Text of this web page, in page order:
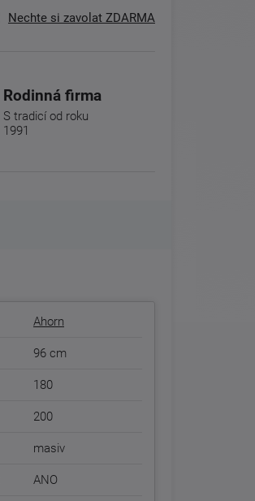
Nechte si zavolat ZDARMA
Rodinná firma
S tradicí od roku
1991
Ahorn
96 cm
180
200
masiv
ANO